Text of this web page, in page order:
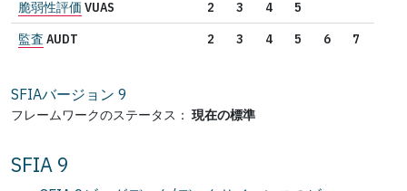
脆弱性評価 VUAS 2 3 4
5
監査 AUDT 2 3 4 5 6 7
SFIAバージョン 9
フレームワークのステータス： 現在の標準
SFIA 9